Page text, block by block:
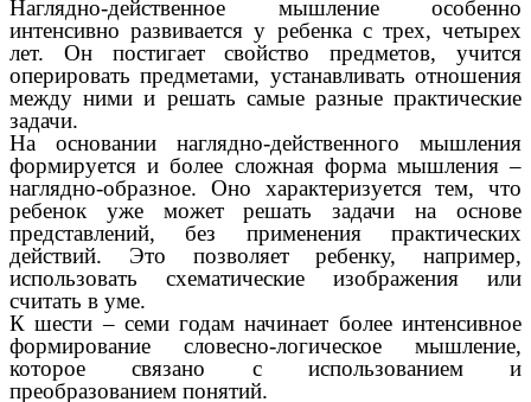
Наглядно-действенное мышление особенно
интенсивно развивается у ребенка с трех, четырех
лет. Он постигает свойство предметов, учится
оперировать предметами, устанавливать отношения
между ними и решать самые разные практические
задачи.
На основании наглядно-действенного мышления
формируется и более сложная форма мышления –
наглядно-образное. Оно характеризуется тем, что
ребенок уже может решать задачи на основе
представлений, без применения практических
действий. Это позволяет ребенку, например,
использовать схематические изображения или
считать в уме.
К шести – семи годам начинает более интенсивное
формирование словесно-логическое мышление,
которое связано с использованием и
преобразованием понятий.